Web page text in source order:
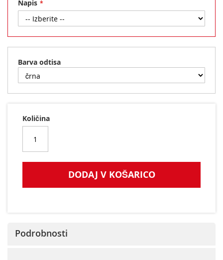
galerije
Napis
Barva odtisa
Količina
DODAJ V KOŠARICO
Podrobnosti